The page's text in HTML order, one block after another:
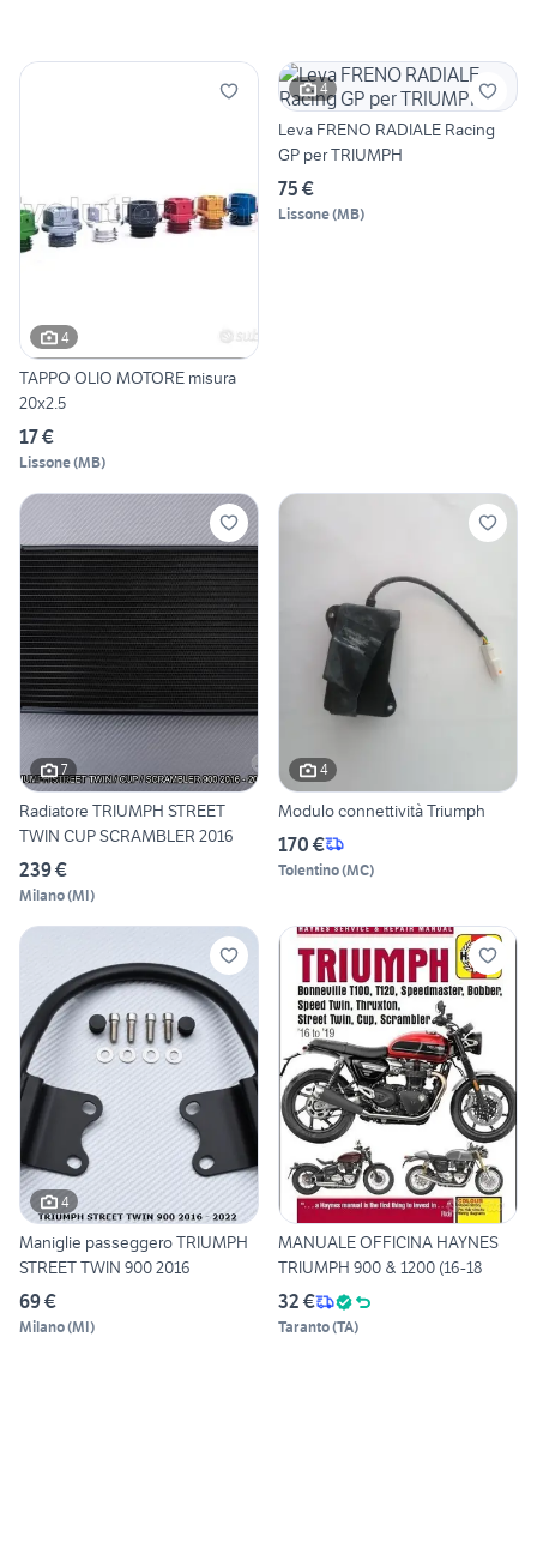
4
TAPPO OLIO MOTORE misura
20x2.5
17 €
Lissone(MB)
4
Leva FRENO RADIALE Racing
GP per TRIUMPH
75 €
Lissone(MB)
7
Radiatore TRIUMPH STREET
TWIN CUP SCRAMBLER 2016
239 €
Milano(MI)
4
Modulo connettività Triumph
170 €
Tolentino(MC)
4
Maniglie passeggero TRIUMPH
STREET TWIN 900 2016
69 €
Milano(MI)
MANUALE OFFICINA HAYNES
TRIUMPH 900 & 1200 (16-18
32 €
Taranto(TA)